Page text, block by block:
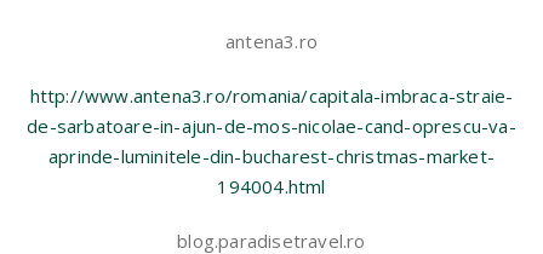
antena3.ro
http://www.antena3.ro/romania/capitala-imbraca-straie-
de-sarbatoare-in-ajun-de-mos-nicolae-cand-oprescu-va-
aprinde-luminitele-din-bucharest-christmas-market-
194004.html
blog.paradisetravel.ro